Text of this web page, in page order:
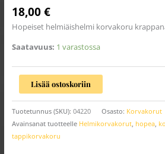
18,00€
Hopeiset helmiäishelmi korvakoru
Saatavuus: 1 varastossa
Lisää ostoskoriin
Tuotetunnus (SKU): 04220 Osasto: Korvakorut
Avainsanat tuotteelle Helmikorvakorut, hopea,
tappikorvakoru